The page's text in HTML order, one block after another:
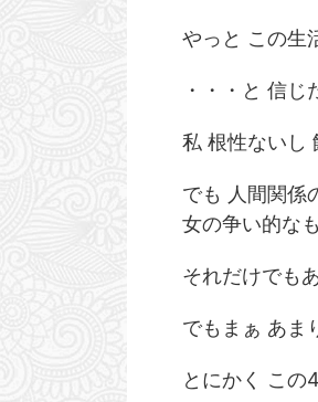
やっと この生
・・・と 信じ
私 根性ないし
でも 人間関係
女の争い的な
それだけでも
でもまぁ あま
とにかく この